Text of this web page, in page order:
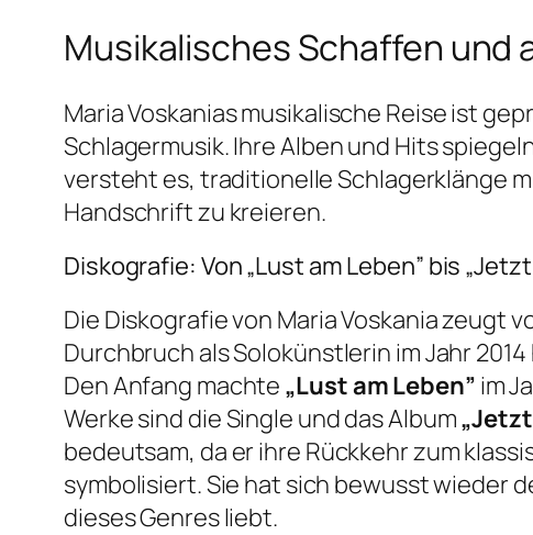
Musikalisches Schaffen und
Maria Voskanias musikalische Reise ist
Schlagermusik. Ihre Alben und Hits
versteht es, traditionelle Schlagerklänge
Handschrift zu kreieren.
Diskografie: Von „Lust am Leben” bis
Die Diskografie von Maria Voskania zeugt
Durchbruch als Solokünstlerin im Jahr
Den Anfang machte „Lust am Leben” im
Werke sind die Single und das Album
bedeutsam, da er ihre Rückkehr zum
symbolisiert. Sie hat sich bewusst wieder
dieses Genres liebt.